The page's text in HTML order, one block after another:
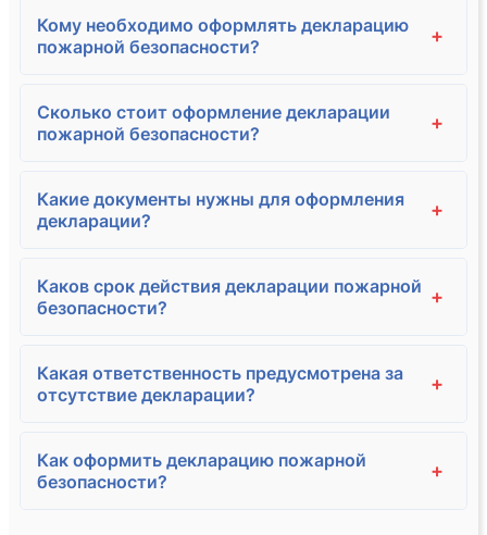
Кому необходимо оформлять декларацию
пожарной безопасности?
+
Сколько стоит оформление декларации
пожарной безопасности?
+
Какие документы нужны для оформления
декларации?
+
Каков срок действия декларации пожарной
безопасности?
+
Какая ответственность предусмотрена за
отсутствие декларации?
+
Как оформить декларацию пожарной
безопасности?
+